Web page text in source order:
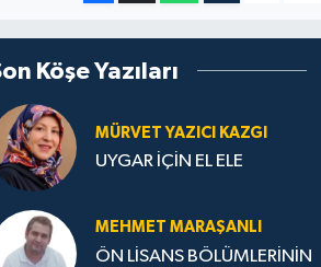
Köşe Yazıları
MÜRVET YAZICI KAZGI
UYGAR İÇİN EL ELE
MEHMET MARAŞANLI
ÖN LİSANS BÖLÜMLERİNİN